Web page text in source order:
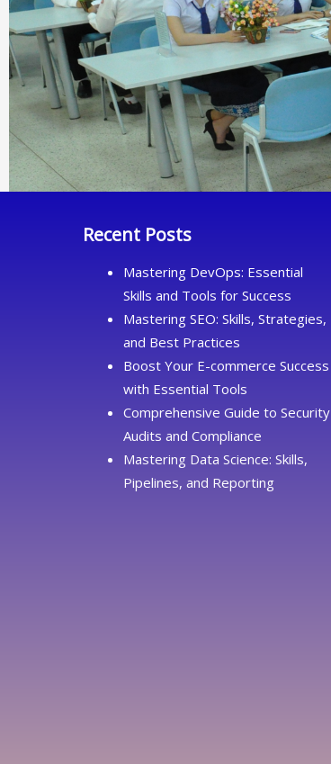
Recent Posts
Mastering DevOps: Essential
Skills and Tools for Success
Mastering SEO: Skills, Strategies,
and Best Practices
Boost Your E-commerce Success
with Essential Tools
Comprehensive Guide to Security
Audits and Compliance
Mastering Data Science: Skills,
Pipelines, and Reporting